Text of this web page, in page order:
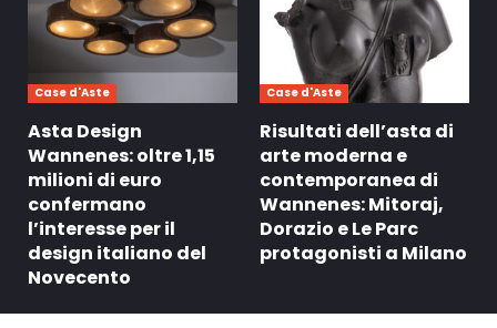
Case d'Aste
Asta Design
Wannenes: oltre 1,15
milioni di euro
confermano
l’interesse per il
design italiano del
Novecento
Case d'Aste
Risultati dell’asta di
arte moderna e
contemporanea di
Wannenes: Mitoraj,
Dorazio e Le Parc
protagonisti a Milano